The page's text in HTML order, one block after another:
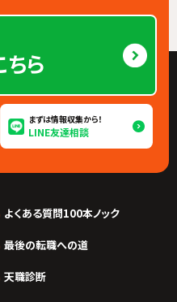
ら
まずは情報収集から！
LINE友達相談
よくある質問100本ノック
最後の転職への道
天職診断